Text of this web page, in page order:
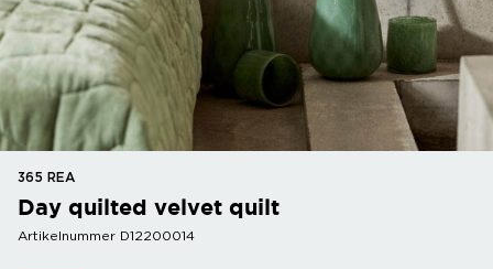
365 REA
Day quilted velvet quilt
Artikelnummer D12200014